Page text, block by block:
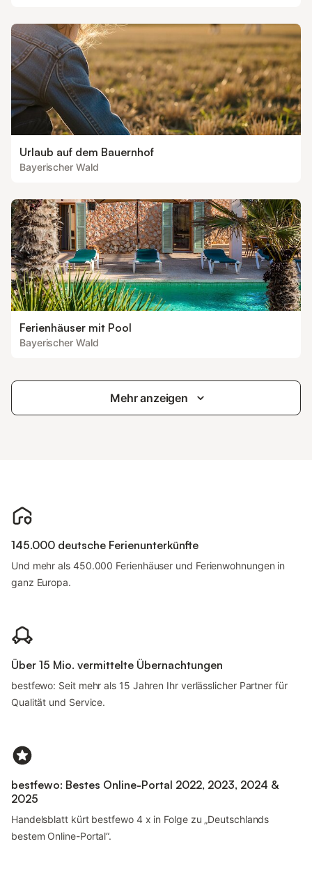
Urlaub auf dem Bauernhof
Bayerischer Wald
Ferienhäuser mit Pool
Bayerischer Wald
Mehr anzeigen
145.000 deutsche Ferienunterkünfte
Und mehr als 450.000 Ferienhäuser und Ferienwohnungen in
ganz Europa.
Über 15 Mio. vermittelte Übernachtungen
bestfewo: Seit mehr als 15 Jahren Ihr verlässlicher Partner für
Qualität und Service.
bestfewo: Bestes Online-Portal 2022, 2023, 2024 &
2025
Handelsblatt kürt bestfewo 4 x in Folge zu „Deutschlands
bestem Online-Portal“.